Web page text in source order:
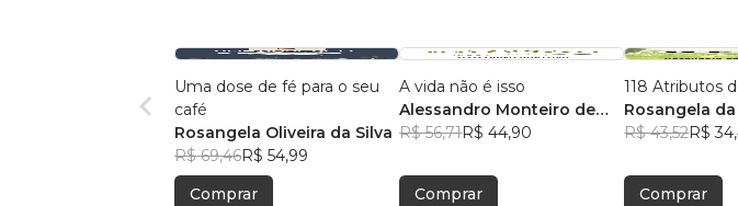
Uma dose de fé para o seu
café
Rosangela Oliveira da Silva
R$ 69,46R$ 54,99
Comprar
A vida não é isso
Alessandro Monteiro de
Menezes
R$ 56,71R$ 44,90
Comprar
118 Atributos
Rosangela
R$ 43,52R$
Comprar